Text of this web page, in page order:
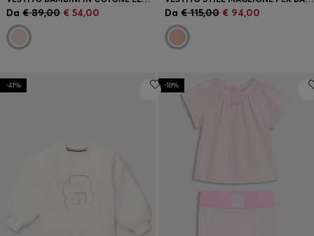
Da € 89,00 € 54,00 Da € 115,00 € 94,00
-41% -18%